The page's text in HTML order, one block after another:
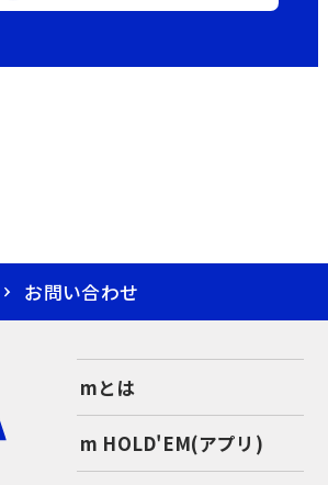
お問い合わせ
mとは
m HOLD'EM(アプリ)